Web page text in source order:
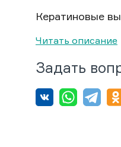
Кератиновые
Читать описание
Задать